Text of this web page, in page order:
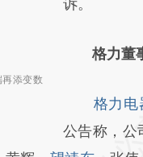
添变数
诉。
格力董
格力电
公告称，公